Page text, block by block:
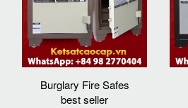
Burglary Fire Safes
best seller